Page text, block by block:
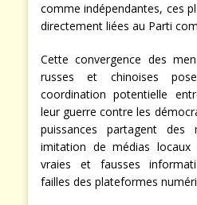
comme indépendantes, ces
directement liées au Parti
Cette convergence des
russes et chinoises
coordination potentielle
leur guerre contre les
puissances partagent des
imitation de médias locaux
vraies et fausses
failles des plateformes